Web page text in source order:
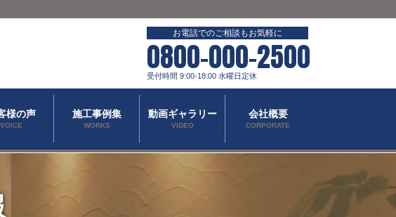
お電話でのご相談もお気軽に
0800-000-2500
受付時間 9:00-18:00 水曜日定休
様の声
VOICE
施工事例集
WORKS
動画ギャラリー
VIDEO
会社概要
CORPORATE